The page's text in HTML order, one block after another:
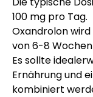
100 mg pro Tag.
Oxandrolon
von 6-8
Es sollte
Ernährung und
kombiniert